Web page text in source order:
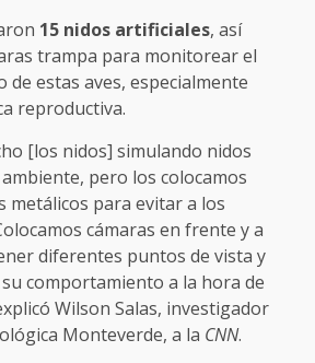
15 nidos artificiales, así
trampa para monitorear el
estas aves, especialmente
reproductiva.
[los nidos] simulando nidos
pero los colocamos
metálicos para evitar a los
cámaras en frente y a
diferentes puntos de vista y
comportamiento a la hora de
Wilson Salas, investigador
Monteverde, a la CNN.